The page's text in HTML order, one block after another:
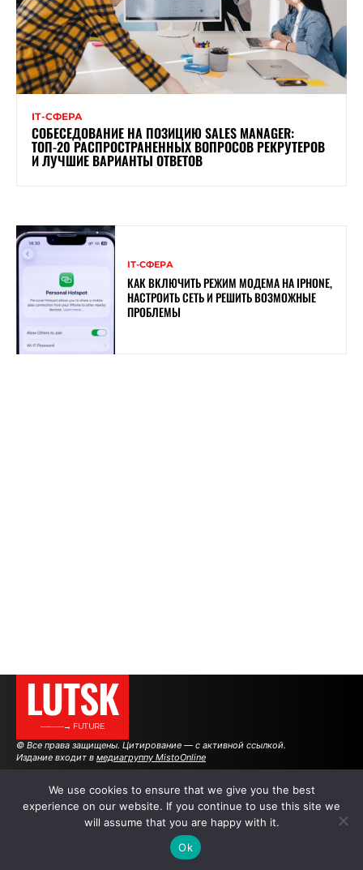
ІТ-СФЕРА
СОБЕСЕДОВАНИЕ НА ПОЗИЦИЮ SALES MANAGER:
ТОП-20 РАСПРОСТРАНЕННЫХ ВОПРОСОВ РЕКРУТЕРОВ
И ЛУЧШИЕ ВАРИАНТЫ ОТВЕТОВ
ІТ-СФЕРА
КАК ВКЛЮЧИТЬ РЕЖИМ МОДЕМА НА IPHONE,
НАСТРОИТЬ СЕТЬ И РЕШИТЬ ВОЗМОЖНЫЕ
ПРОБЛЕМЫ
LUTSK
———→ FUTURE
© Все права защищены. Цитирование — с активной ссылкой.
Издание входит в медиагруппу MistoOnline
АВТОРЫ | РЕКЛАМА НА САЙТЕ
We use cookies to ensure that we give you the best
experience on our website. If you continue to use this site we
will assume that you are happy with it.
Ok